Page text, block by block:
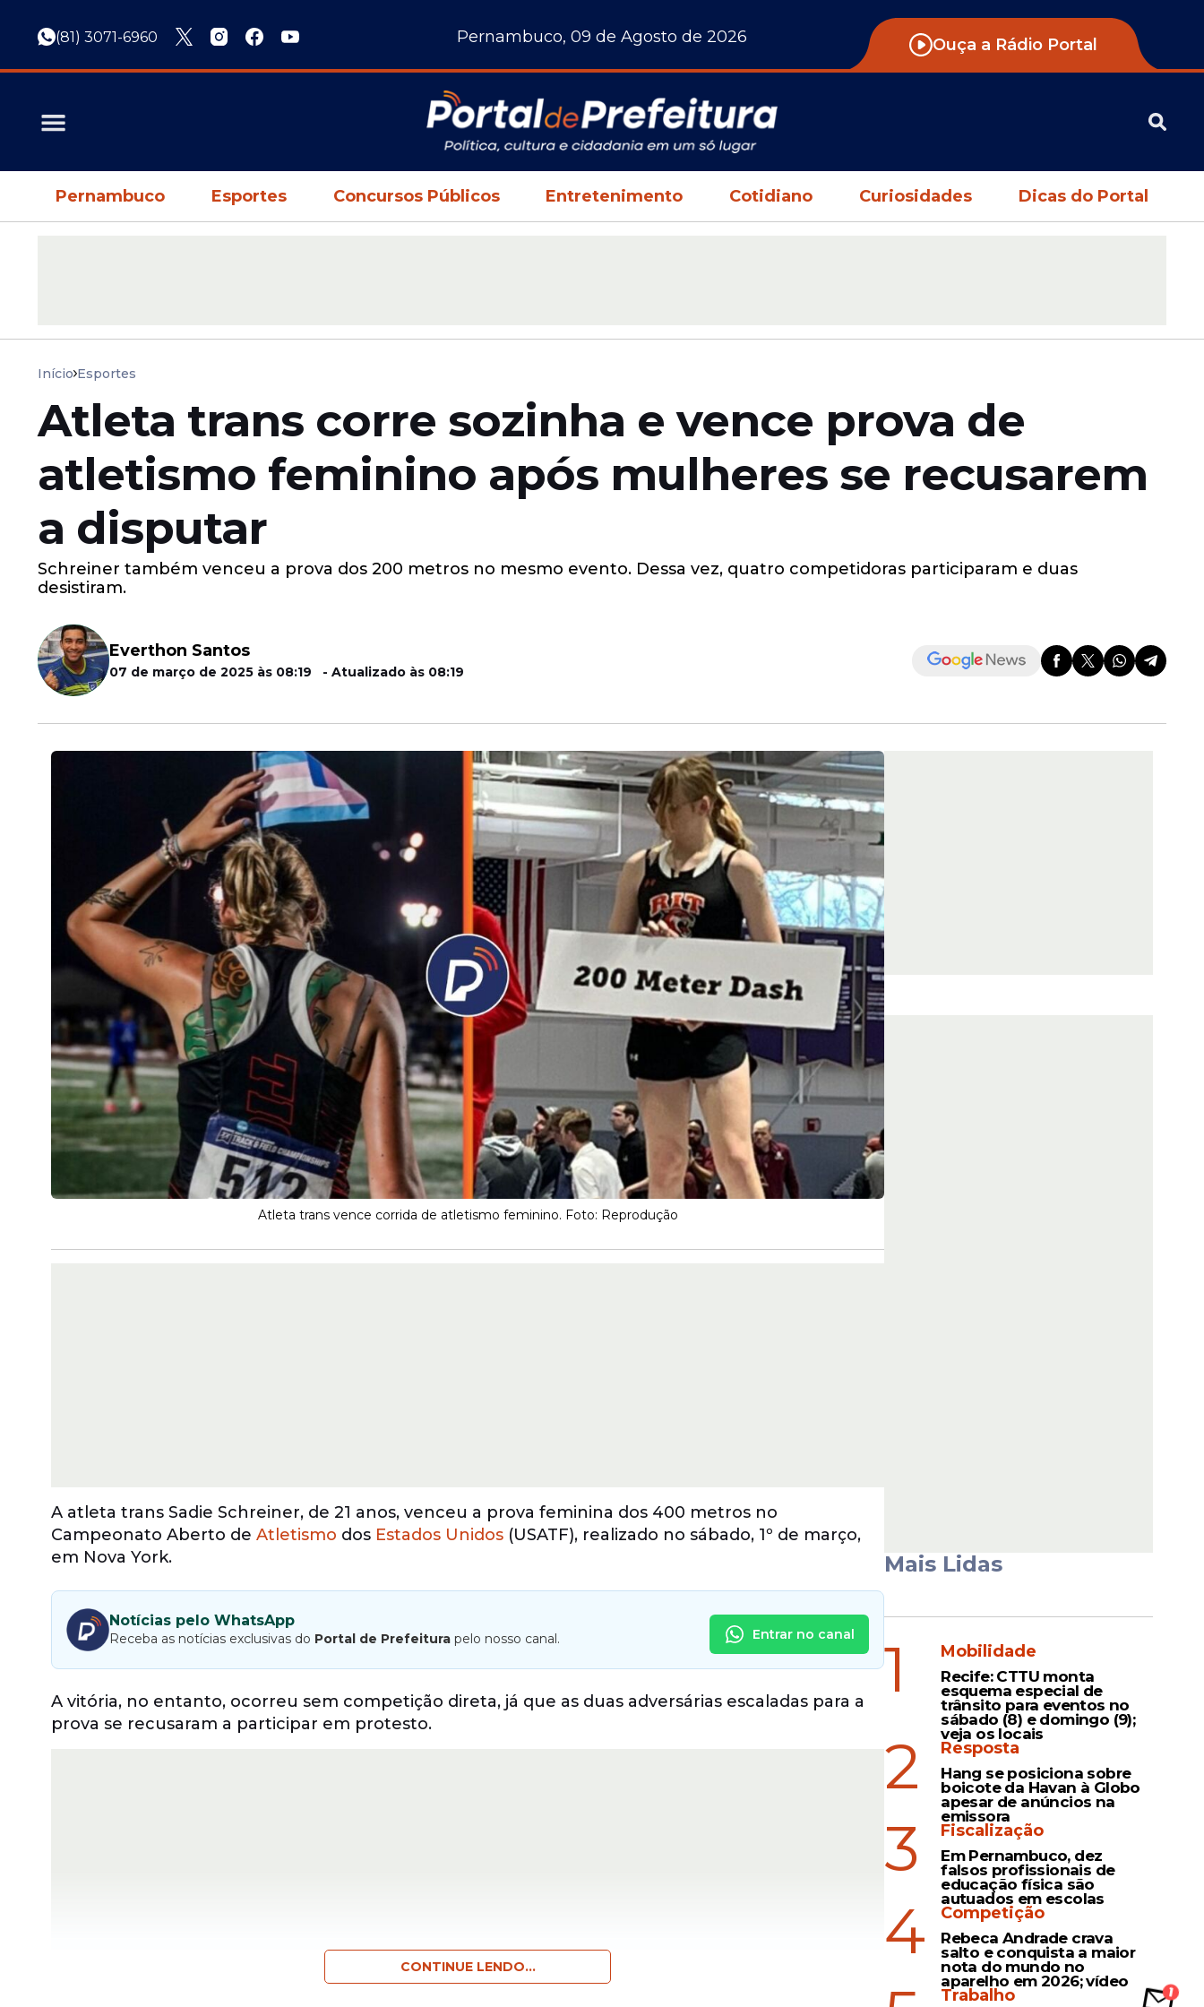
(81) 3071-6960 Pernambuco, 09 de Agosto de 2026 Ouça a Rádio Portal
Pernambuco Esportes Concursos Públicos Entretenimento Cotidiano Curiosidades Dicas do Portal
Início Esportes
Atleta trans corre sozinha e vence prova de
atletismo feminino após mulheres se recusarem
a disputar
Schreiner também venceu a prova dos 200 metros no mesmo evento. Dessa vez, quatro competidoras participaram e duas
desistiram.
Everthon Santos
07 de março de 2025 às 08:19 - Atualizado às 08:19
Atleta trans vence corrida de atletismo feminino. Foto: Reprodução
A atleta trans Sadie Schreiner, de 21 anos, venceu a prova feminina dos 400 metros no
Campeonato Aberto de Atletismo dos Estados Unidos (USATF), realizado no sábado, 1º de março,
em Nova York.
Notícias pelo WhatsApp
Receba as notícias exclusivas do Portal de Prefeitura pelo nosso canal. Entrar no canal
A vitória, no entanto, ocorreu sem competição direta, já que as duas adversárias escaladas para a
prova se recusaram a participar em protesto.
CONTINUE LENDO...
Mais Lidas
1 Mobilidade
Recife: CTTU monta
esquema especial de
trânsito para eventos no
sábado (8) e domingo (9);
veja os locais
2 Resposta
Hang se posiciona sobre
boicote da Havan à Globo
apesar de anúncios na
emissora
3 Fiscalização
Em Pernambuco, dez
falsos profissionais de
educação física são
autuados em escolas
4 Competição
Rebeca Andrade crava
salto e conquista a maior
nota do mundo no
aparelho em 2026; vídeo
Trabalho